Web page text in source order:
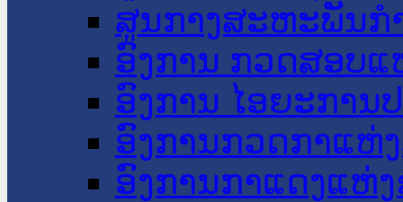
ສູນກາງສະຫະພັນກ
ອົງການ ກວດສອບແ
ອົງການ ໄອຍະການ
ອົງການກວດກາແຫ່
ອົງການກາແດງແຫ່